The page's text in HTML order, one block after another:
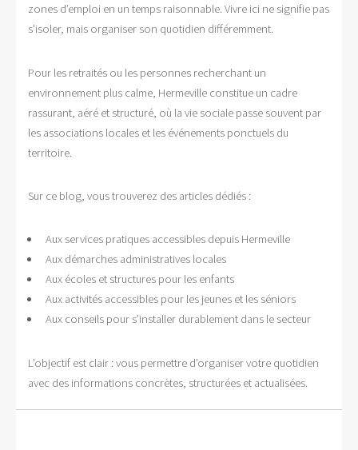
zones d’emploi en un temps raisonnable. Vivre ici ne signifie pas
s’isoler, mais organiser son quotidien différemment.
Pour les retraités ou les personnes recherchant un
environnement plus calme, Hermeville constitue un cadre
rassurant, aéré et structuré, où la vie sociale passe souvent par
les associations locales et les événements ponctuels du
territoire.
Sur ce blog, vous trouverez des articles dédiés :
Aux services pratiques accessibles depuis Hermeville
Aux démarches administratives locales
Aux écoles et structures pour les enfants
Aux activités accessibles pour les jeunes et les séniors
Aux conseils pour s’installer durablement dans le secteur
L’objectif est clair : vous permettre d’organiser votre quotidien
avec des informations concrètes, structurées et actualisées.